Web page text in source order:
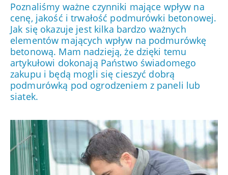
Poznaliśmy ważne czynniki mające wpływ na
cenę, jakość i trwałość podmurówki betonowej.
Jak się okazuje jest kilka bardzo ważnych
elementów mających wpływ na podmurówkę
betonową. Mam nadzieją, że dzięki temu
artykułowi dokonają Państwo świadomego
zakupu i będą mogli się cieszyć dobrą
podmurówką pod ogrodzeniem z paneli lub
siatek.